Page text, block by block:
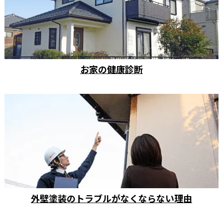
お家の健康診断
外壁塗装のトラブルがなくならない理由